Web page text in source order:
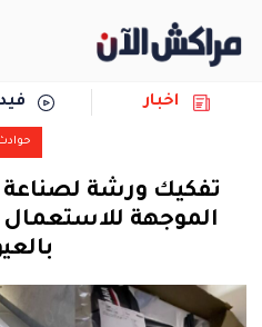
مجتمع
سياسة
رياضة
اخبار
تفكيك ورشة لصناعة
الموجهة